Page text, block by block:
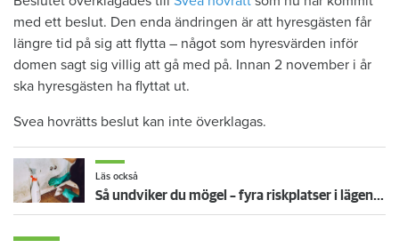
med ett beslut. Den enda ändringen är att hyresgästen får
längre tid på sig att flytta – något som hyresvärden inför
domen sagt sig villig att gå med på. Innan 2 november i år
ska hyresgästen ha flyttat ut.
Svea hovrätts beslut kan inte överklagas.
Läs också
Så undviker du mögel – fyra riskplatser i lägenheten: ”Måste städa bort”